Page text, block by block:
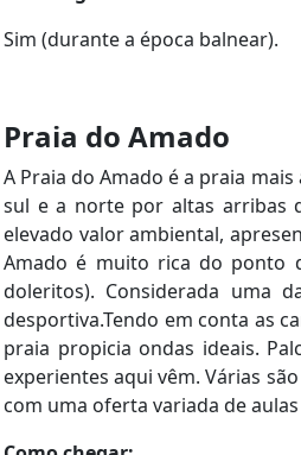
Sim (durante a época balnear).
Praia do Amado
A Praia do Amado é a praia
sul e a norte por altas arribas
elevado valor ambiental,
Amado é muito rica do ponto
doleritos). Considerada uma
desportiva.Tendo em conta as
praia propicia ondas ideais.
experientes aqui vêm. Várias
com uma oferta variada de